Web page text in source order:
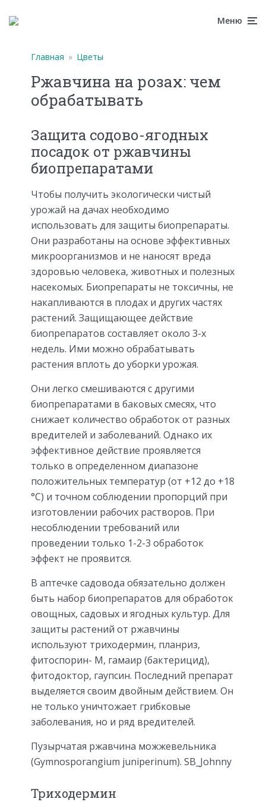
Меню
Главная » Цветы
Ржавчина на розах: чем
обрабатывать
Защита содово-ягодных
посадок от ржавчины
биопрепаратами
Чтобы получить экологически чистый
урожай на дачах необходимо
использовать для защиты биопрепараты.
Они разработаны на основе эффективных
микроорганизмов и не наносят вреда
здоровью человека, животных и полезных
насекомых. Биопрепараты не токсичны, не
накапливаются в плодах и других частях
растений. Защищающее действие
биопрепаратов составляет около 3-х
недель. Ими можно обрабатывать
растения вплоть до уборки урожая.
Они легко смешиваются с другими
биопрепаратами в баковых смесях, что
снижает количество обработок от разных
вредителей и заболеваний. Однако их
эффективное действие проявляется
только в определенном диапазоне
положительных температур (от +12 до +18
°С) и точном соблюдении пропорций при
изготовлении рабочих растворов. При
несоблюдении требований или
проведении только 1-2-3 обработок
эффект не проявится.
В аптечке садовода обязательно должен
быть набор биопрепаратов для обработок
овощных, садовых и ягодных культур. Для
защиты растений от ржавчины
используют триходермин, планриз,
фитоспорин- М, гамаир (бактерицид),
фитодоктор, гаупсин. Последний препарат
выделяется своим двойным действием. Он
не только уничтожает грибковые
заболевания, но и ряд вредителей.
Пузырчатая ржавчина можжевельника
(Gymnosporangium juniperinum). SB_Johnny
Триходермин